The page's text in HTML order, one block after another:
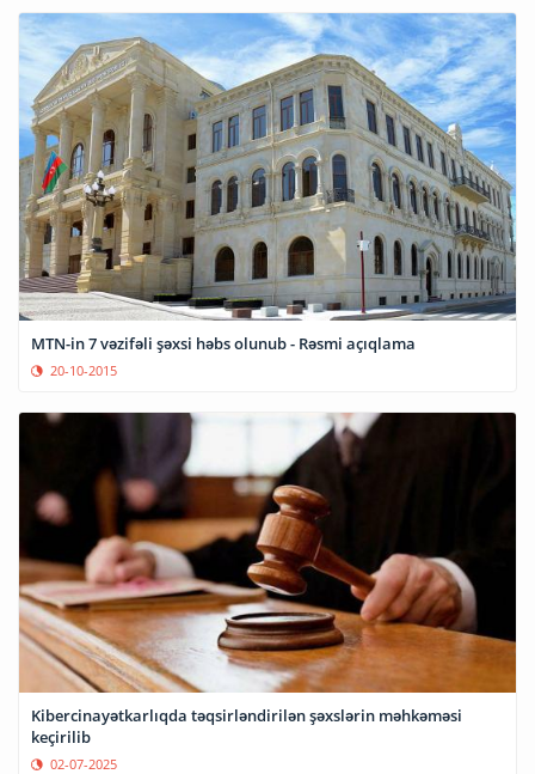
MTN-in 7 vəzifəli şəxsi həbs olunub - Rəsmi açıqlama
20-10-2015
Kibercinayətkarlıqda təqsirləndirilən şəxslərin məhkəməsi
keçirilib
02-07-2025